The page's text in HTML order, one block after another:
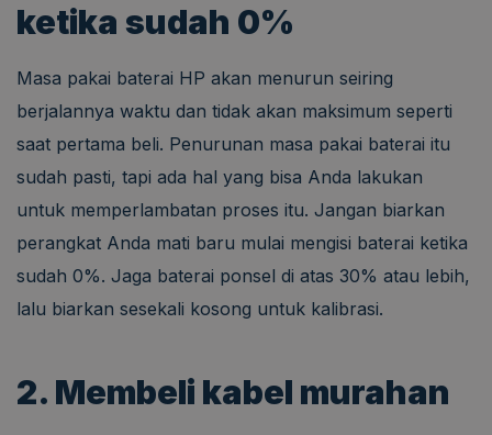
ketika sudah 0%
Masa pakai baterai HP akan menurun seiring
berjalannya waktu dan tidak akan maksimum seperti
saat pertama beli. Penurunan masa pakai baterai itu
sudah pasti, tapi ada hal yang bisa Anda lakukan
untuk memperlambatan proses itu. Jangan biarkan
perangkat Anda mati baru mulai mengisi baterai ketika
sudah 0%. Jaga baterai ponsel di atas 30% atau lebih,
lalu biarkan sesekali kosong untuk kalibrasi.
2. Membeli kabel murahan